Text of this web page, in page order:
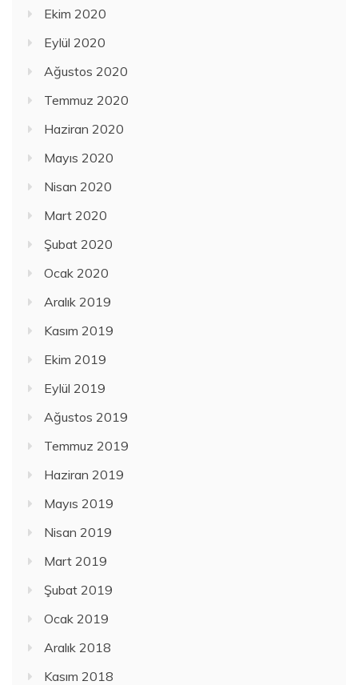
Ekim 2020
Eylül 2020
Ağustos 2020
Temmuz 2020
Haziran 2020
Mayıs 2020
Nisan 2020
Mart 2020
Şubat 2020
Ocak 2020
Aralık 2019
Kasım 2019
Ekim 2019
Eylül 2019
Ağustos 2019
Temmuz 2019
Haziran 2019
Mayıs 2019
Nisan 2019
Mart 2019
Şubat 2019
Ocak 2019
Aralık 2018
Kasım 2018